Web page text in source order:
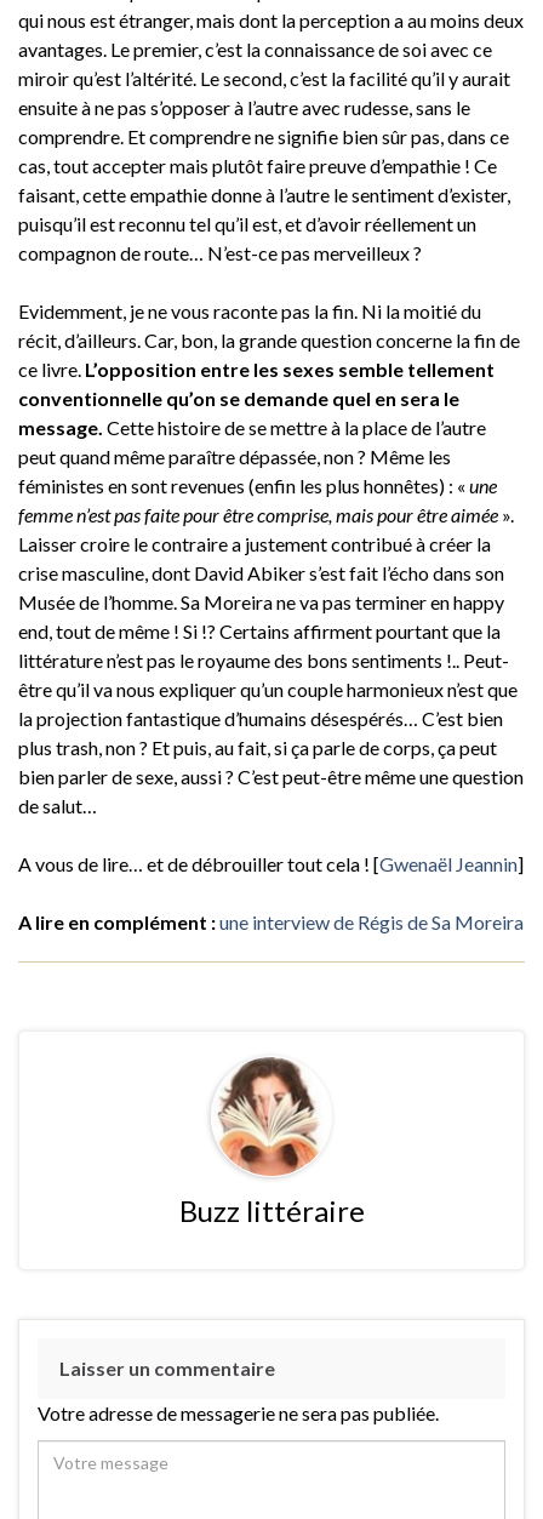
qui nous est étranger, mais dont la perception a au moins deux
avantages. Le premier, c’est la connaissance de soi avec ce
miroir qu’est l’altérité. Le second, c’est la facilité qu’il y aurait
ensuite à ne pas s’opposer à l’autre avec rudesse, sans le
comprendre. Et comprendre ne signifie bien sûr pas, dans ce
cas, tout accepter mais plutôt faire preuve d’empathie ! Ce
faisant, cette empathie donne à l’autre le sentiment d’exister,
puisqu’il est reconnu tel qu’il est, et d’avoir réellement un
compagnon de route… N’est-ce pas merveilleux ?
Evidemment, je ne vous raconte pas la fin. Ni la moitié du
récit, d’ailleurs. Car, bon, la grande question concerne la fin de
ce livre. L’opposition entre les sexes semble tellement
conventionnelle qu’on se demande quel en sera le
message. Cette histoire de se mettre à la place de l’autre
peut quand même paraître dépassée, non ? Même les
féministes en sont revenues (enfin les plus honnêtes) : « une
femme n’est pas faite pour être comprise, mais pour être aimée ».
Laisser croire le contraire a justement contribué à créer la
crise masculine, dont David Abiker s’est fait l’écho dans son
Musée de l’homme. Sa Moreira ne va pas terminer en happy
end, tout de même ! Si !? Certains affirment pourtant que la
littérature n’est pas le royaume des bons sentiments !.. Peut-
être qu’il va nous expliquer qu’un couple harmonieux n’est que
la projection fantastique d’humains désespérés… C’est bien
plus trash, non ? Et puis, au fait, si ça parle de corps, ça peut
bien parler de sexe, aussi ? C’est peut-être même une question
de salut…
A vous de lire… et de débrouiller tout cela ! [Gwenaël Jeannin]
A lire en complément :une interview de Régis de Sa Moreira
Buzz littéraire
Laisser un commentaire
Votre adresse de messagerie ne sera pas publiée.